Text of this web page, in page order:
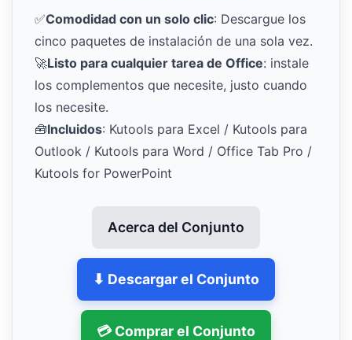
✅Comodidad con un solo clic: Descargue los
cinco paquetes de instalación de una sola vez.
🚀Listo para cualquier tarea de Office: instale
los complementos que necesite, justo cuando
los necesite.
🧰Incluidos: Kutools para Excel / Kutools para
Outlook / Kutools para Word / Office Tab Pro /
Kutools for PowerPoint
Acerca del Conjunto
⬇ Descargar el Conjunto
💳 Comprar el Conjunto